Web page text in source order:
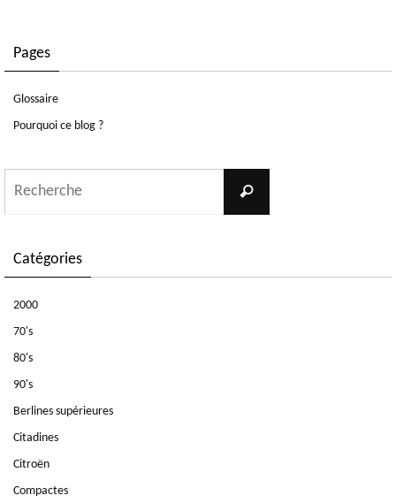
Pages
Glossaire
Pourquoi ce blog ?
Recherche
Catégories
2000
70's
80's
90's
Berlines supérieures
Citadines
Citroën
Compactes